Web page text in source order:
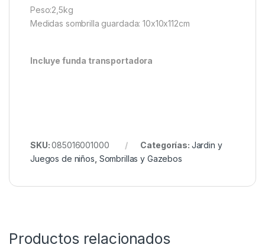
Peso:2,5kg
Medidas sombrilla guardada: 10x10x112cm
Incluye funda transportadora
SKU:085016001000 Categorías: Jardin y
Juegos de niños Sombrillas y Gazebos
Productos relacionados